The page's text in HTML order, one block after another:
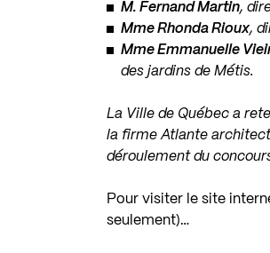
M. Fernand Martin,
Mme Rhonda Rioux,
Mme Emmanuelle
des jardins de Métis.
La Ville de Québec a
la firme Atlante
déroulement du
Pour visiter le site
seulement)…